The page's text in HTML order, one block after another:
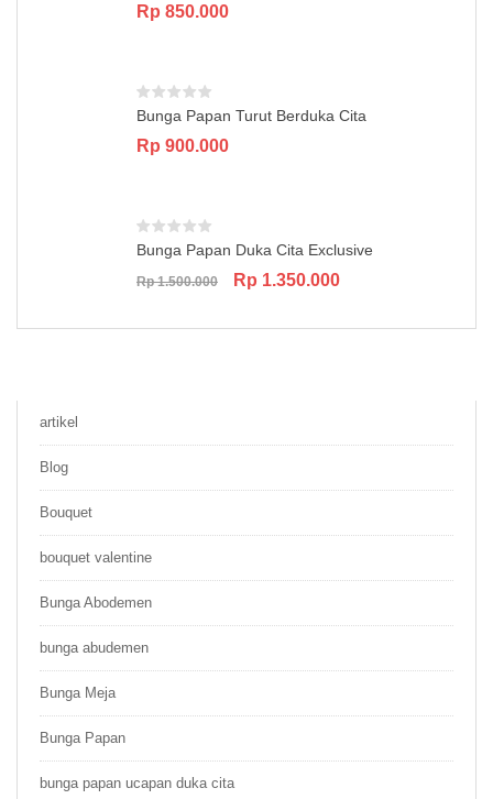
Rp 850.000
Bunga Papan Turut Berduka Cita
Rp 900.000
Bunga Papan Duka Cita Exclusive
Rp1.500.000
Original
Rp 1.350.000Current
artikel
Blog
Bouquet
bouquet valentine
Bunga Abodemen
bunga abudemen
Bunga Meja
Bunga Papan
bunga papan ucapan duka cita